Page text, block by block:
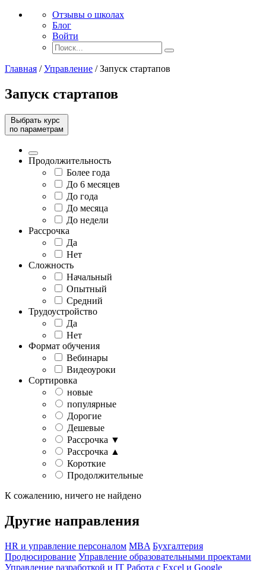
Отзывы о школах
Блог
Войти
Главная /Управление /Запуск стартапов
Запуск стартапов
Выбрать курс
по параметрам
Продолжительность
Более года
До 6 месяцев
До года
До месяца
До недели
Рассрочка
Да
Нет
Сложность
Начальный
Опытный
Средний
Трудоустройство
Да
Нет
Формат обучения
Вебинары
Видеоуроки
Сортировка
новые
популярные
Дорогие
Дешевые
Рассрочка ▼
Рассрочка ▲
Короткие
Продолжительные
К сожалению, ничего не найдено
Другие направления
HR и управление персоналом MBA Бухгалтерия
Продюсирование Управление образовательными проектами
Управление разработкой и IT Работа с Excel и Google